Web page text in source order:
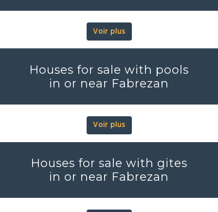
Voir plus
Houses for sale with pools
in or near Fabrezan
Voir plus
Houses for sale with gites
in or near Fabrezan